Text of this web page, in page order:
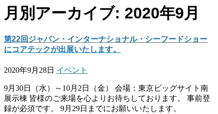
月別アーカイブ: 2020年9月
第22回ジャパン・インターナショナル・シーフードショー
にコアテックが出展いたします。
2020年9月28日 イベント
9月30日（水）～10月2日（金） 会場：東京ビッグサイト南
展示棟 皆様のご来場を心よりお待ちしております。 事前登
録が必須です。 9月29日までにお願いいたします。